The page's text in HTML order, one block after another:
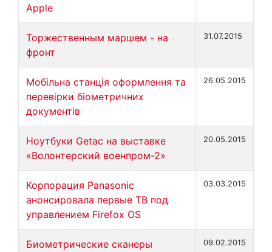
Apple
Торжественным маршем - на
фронт
31.07.2015
Мобільна станція оформлення та
перевірки біометричних
документів
26.05.2015
Ноутбуки Getac на выставке
«Волонтерский военпром-2»
20.05.2015
Корпорация Panasonic
анонсировала первые ТВ под
управлением Firefox OS
03.03.2015
Биометрические сканеры
09.02.2015